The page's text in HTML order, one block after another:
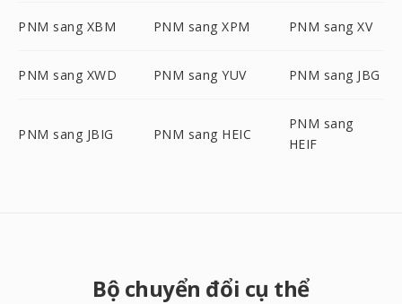
PNM sang XBM PNM sang XPM PNM sang XV
PNM sang XWD PNM sang YUV PNM sang JBG
PNM sang JBIG PNM sang HEIC
PNM sang
HEIF
Bộ chuyển đổi cụ thể